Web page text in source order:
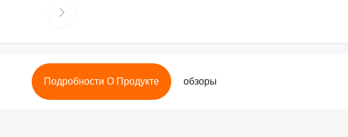
Подробности О Продукте обзоры